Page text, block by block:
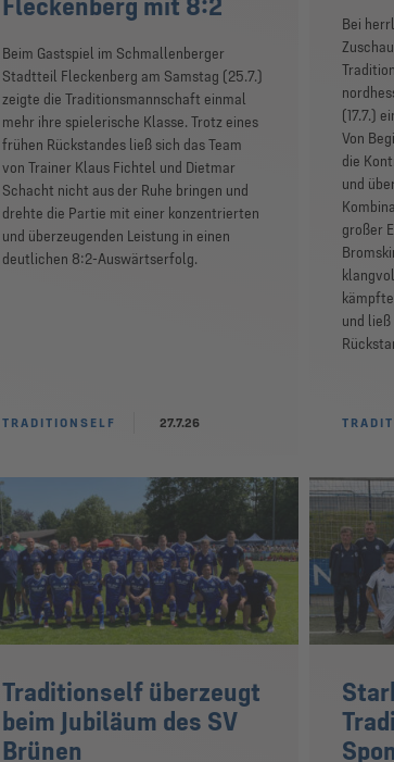
Beim Gastspiel im Schmallenberger
Stadtteil Fleckenberg am Samstag (25.7.)
zeigte die Traditionsmannschaft einmal
mehr ihre spielerische Klasse. Trotz eines
frühen Rückstandes ließ sich das Team
von Trainer Klaus Fichtel und Dietmar
Schacht nicht aus der Ruhe bringen und
drehte die Partie mit einer konzentrierten
und überzeugenden Leistung in einen
deutlichen 8:2-Auswärtserfolg.
TRADITIONSELF 27.7.26
Bei
(17.7.)
Von
die
und
großer
und
Traditionself überzeugt
beim Jubiläum des SV
Brünen